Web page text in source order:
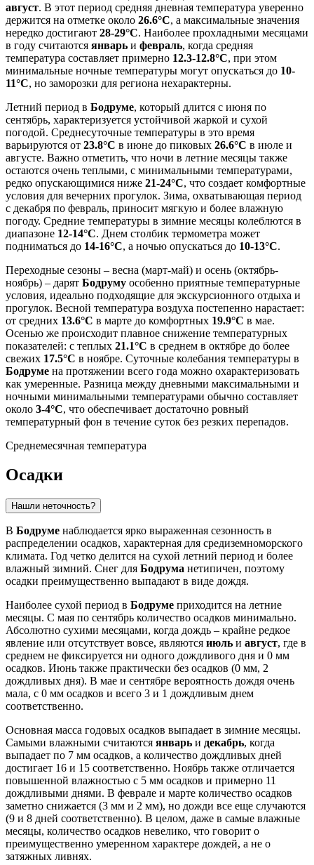
август. В этот период средняя дневная температура уверенно
держится на отметке около 26.6°C, а максимальные значения
нередко достигают 28-29°C. Наиболее прохладными месяцами
в году считаются январь и февраль, когда средняя
температура составляет примерно 12.3-12.8°C, при этом
минимальные ночные температуры могут опускаться до 10-
11°C, но заморозки для региона нехарактерны.
Летний период в Бодруме, который длится с июня по
сентябрь, характеризуется устойчивой жаркой и сухой
погодой. Среднесуточные температуры в это время
варьируются от 23.8°C в июне до пиковых 26.6°C в июле и
августе. Важно отметить, что ночи в летние месяцы также
остаются очень теплыми, с минимальными температурами,
редко опускающимися ниже 21-24°C, что создает комфортные
условия для вечерних прогулок. Зима, охватывающая период
с декабря по февраль, приносит мягкую и более влажную
погоду. Средние температуры в зимние месяцы колеблются в
диапазоне 12-14°C. Днем столбик термометра может
подниматься до 14-16°C, а ночью опускаться до 10-13°C.
Переходные сезоны – весна (март-май) и осень (октябрь-
ноябрь) – дарят Бодруму особенно приятные температурные
условия, идеально подходящие для экскурсионного отдыха и
прогулок. Весной температура воздуха постепенно нарастает:
от средних 13.6°C в марте до комфортных 19.9°C в мае.
Осенью же происходит плавное снижение температурных
показателей: с теплых 21.1°C в среднем в октябре до более
свежих 17.5°C в ноябре. Суточные колебания температуры в
Бодруме на протяжении всего года можно охарактеризовать
как умеренные. Разница между дневными максимальными и
ночными минимальными температурами обычно составляет
около 3-4°C, что обеспечивает достаточно ровный
температурный фон в течение суток без резких перепадов.
Среднемесячная температура
Осадки
Нашли неточность?
В Бодруме наблюдается ярко выраженная сезонность в
распределении осадков, характерная для средиземноморского
климата. Год четко делится на сухой летний период и более
влажный зимний. Снег для Бодрума нетипичен, поэтому
осадки преимущественно выпадают в виде дождя.
Наиболее сухой период в Бодруме приходится на летние
месяцы. С мая по сентябрь количество осадков минимально.
Абсолютно сухими месяцами, когда дождь – крайне редкое
явление или отсутствует вовсе, являются июль и август, где в
среднем не фиксируется ни одного дождливого дня и 0 мм
осадков. Июнь также практически без осадков (0 мм, 2
дождливых дня). В мае и сентябре вероятность дождя очень
мала, с 0 мм осадков и всего 3 и 1 дождливым днем
соответственно.
Основная масса годовых осадков выпадает в зимние месяцы.
Самыми влажными считаются январь и декабрь, когда
выпадает по 7 мм осадков, а количество дождливых дней
достигает 16 и 15 соответственно. Ноябрь также отличается
повышенной влажностью с 5 мм осадков и примерно 11
дождливыми днями. В феврале и марте количество осадков
заметно снижается (3 мм и 2 мм), но дожди все еще случаются
(9 и 8 дней соответственно). В целом, даже в самые влажные
месяцы, количество осадков невелико, что говорит о
преимущественно умеренном характере дождей, а не о
затяжных ливнях.